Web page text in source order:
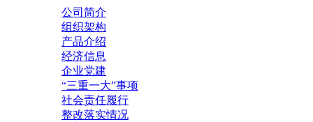
公司简介
组织架构
产品介绍
经济信息
企业党建
“三重一大”事项
社会责任履行
整改落实情况